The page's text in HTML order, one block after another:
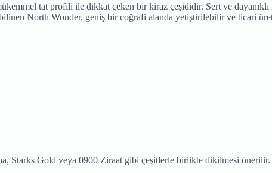
tat profili ile dikkat çeken bir kiraz çeşididir. Sert ve
bilinen North Wonder, geniş bir coğrafi alanda yetiştirilebilir ve ticari
Starks Gold veya 0900 Ziraat gibi çeşitlerle birlikte dikilmesi önerilir.